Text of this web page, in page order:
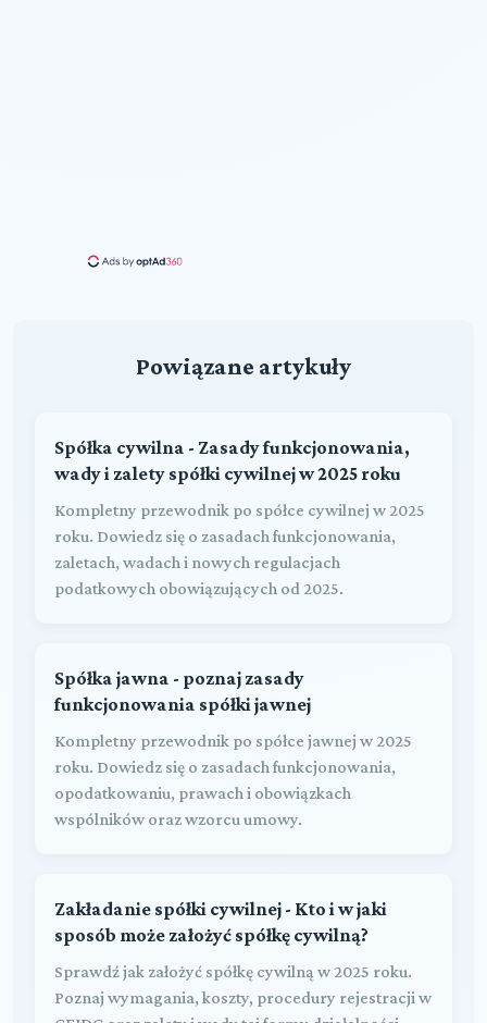
Powiązane artykuły
Spółka cywilna - Zasady funkcjonowania,
wady i zalety spółki cywilnej w 2025 roku
Kompletny przewodnik po spółce cywilnej w 2025
roku. Dowiedz się o zasadach funkcjonowania,
zaletach, wadach i nowych regulacjach
podatkowych obowiązujących od 2025.
Spółka jawna - poznaj zasady
funkcjonowania spółki jawnej
Kompletny przewodnik po spółce jawnej w 2025
roku. Dowiedz się o zasadach funkcjonowania,
opodatkowaniu, prawach i obowiązkach
wspólników oraz wzorcu umowy.
Zakładanie spółki cywilnej - Kto i w jaki
sposób może założyć spółkę cywilną?
Sprawdź jak założyć spółkę cywilną w 2025 roku.
Poznaj wymagania, koszty, procedury rejestracji w